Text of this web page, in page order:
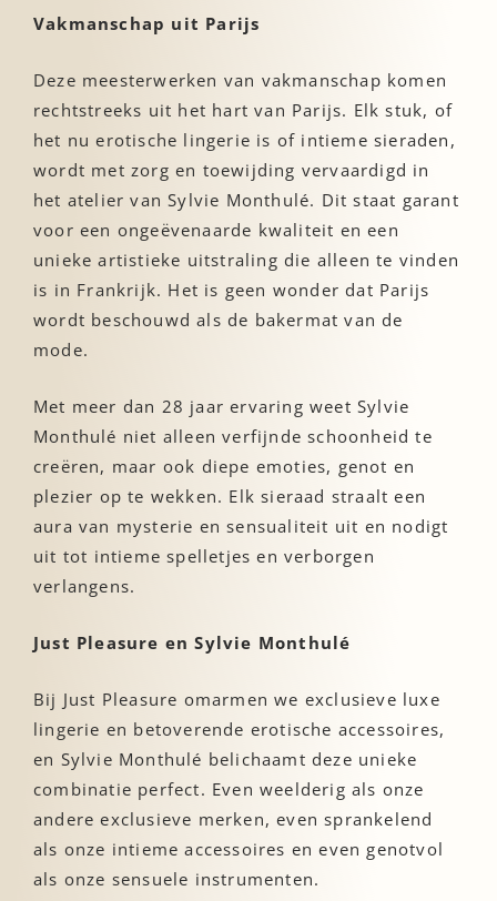
Vakmanschap uit Parijs
Deze meesterwerken van vakmanschap komen
rechtstreeks uit het hart van Parijs. Elk stuk, of
het nu erotische lingerie is of intieme sieraden,
wordt met zorg en toewijding vervaardigd in
het atelier van Sylvie Monthulé. Dit staat garant
voor een ongeëvenaarde kwaliteit en een
unieke artistieke uitstraling die alleen te vinden
is in Frankrijk. Het is geen wonder dat Parijs
wordt beschouwd als de bakermat van de
mode.
Met meer dan 28 jaar ervaring weet Sylvie
Monthulé niet alleen verfijnde schoonheid te
creëren, maar ook diepe emoties, genot en
plezier op te wekken. Elk sieraad straalt een
aura van mysterie en sensualiteit uit en nodigt
uit tot intieme spelletjes en verborgen
verlangens.
Just Pleasure en Sylvie Monthulé
Bij Just Pleasure omarmen we exclusieve luxe
lingerie en betoverende erotische accessoires,
en Sylvie Monthulé belichaamt deze unieke
combinatie perfect. Even weelderig als onze
andere exclusieve merken, even sprankelend
als onze intieme accessoires en even genotvol
als onze sensuele instrumenten.